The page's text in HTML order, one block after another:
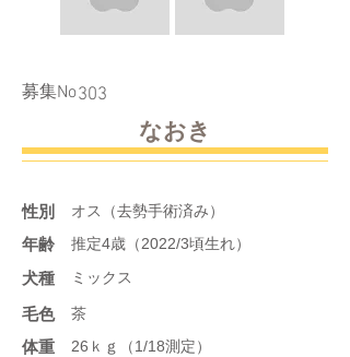
​募集No303
なおき
性別 オス（去勢手術済み）
年齢 推定4歳（2022/3頃生れ）
​犬種 ミックス
​毛色 茶
体重 26ｋｇ（1/18測定）